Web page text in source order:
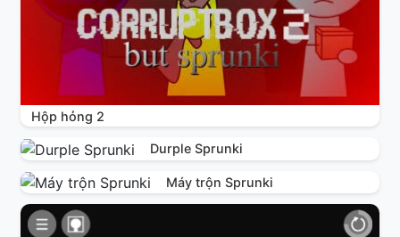
Hộp hỏng 2
Durple Sprunki
Máy trộn Sprunki